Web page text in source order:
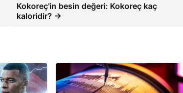
Kokoreç'in besin değeri: Kokoreç kaç
kaloridir? →